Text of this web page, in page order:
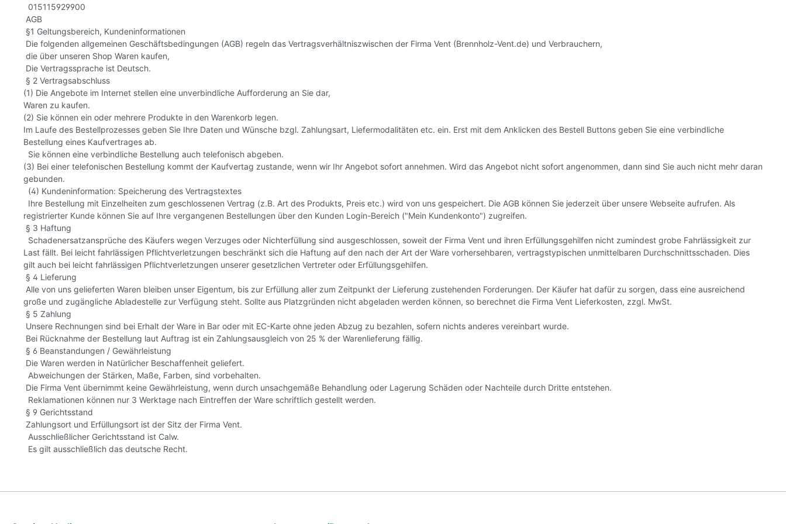
015115929900
AGB
§1 Geltungsbereich, Kundeninformationen
Die folgenden allgemeinen Geschäftsbedingungen (AGB) regeln das Vertragsverhältniszwischen der Firma Vent (Brennholz-Vent.de) und Verbrauchern,
die über unseren Shop Waren kaufen,
Die Vertragssprache ist Deutsch.
§ 2 Vertragsabschluss
(1) Die Angebote im Internet stellen eine unverbindliche Aufforderung an Sie dar,
Waren zu kaufen.
(2) Sie können ein oder mehrere Produkte in den Warenkorb legen.
Im Laufe des Bestellprozesses geben Sie Ihre Daten und Wünsche bzgl. Zahlungsart, Liefermodalitäten etc. ein. Erst mit dem Anklicken des Bestell Buttons geben Sie eine verbindliche
Bestellung eines Kaufvertrages ab.
Sie können eine verbindliche Bestellung auch telefonisch abgeben.
(3) Bei einer telefonischen Bestellung kommt der Kaufvertag zustande, wenn wir Ihr Angebot sofort annehmen. Wird das Angebot nicht sofort angenommen, dann sind Sie auch nicht mehr daran
gebunden.
(4) Kundeninformation: Speicherung des Vertragstextes
Ihre Bestellung mit Einzelheiten zum geschlossenen Vertrag (z.B. Art des Produkts, Preis etc.) wird von uns gespeichert. Die AGB können Sie jederzeit über unsere Webseite aufrufen. Als
registrierter Kunde können Sie auf Ihre vergangenen Bestellungen über den Kunden Login-Bereich ("Mein Kundenkonto") zugreifen.
§ 3 Haftung
Schadenersatzansprüche des Käufers wegen Verzuges oder Nichterfüllung sind ausgeschlossen, soweit der Firma Vent und ihren Erfüllungsgehilfen nicht zumindest grobe Fahrlässigkeit zur
Last fällt. Bei leicht fahrlässigen Pflichtverletzungen beschränkt sich die Haftung auf den nach der Art der Ware vorhersehbaren, vertragstypischen unmittelbaren Durchschnittsschaden. Dies
gilt auch bei leicht fahrlässigen Pflichtverletzungen unserer gesetzlichen Vertreter oder Erfüllungsgehilfen.
§ 4 Lieferung
Alle von uns gelieferten Waren bleiben unser Eigentum, bis zur Erfüllung aller zum Zeitpunkt der Lieferung zustehenden Forderungen. Der Käufer hat dafür zu sorgen, dass eine ausreichend
große und zugängliche Abladestelle zur Verfügung steht. Sollte aus Platzgründen nicht abgeladen werden können, so berechnet die Firma Vent Lieferkosten, zzgl. MwSt.
§ 5 Zahlung
Unsere Rechnungen sind bei Erhalt der Ware in Bar oder mit EC-Karte ohne jeden Abzug zu bezahlen, sofern nichts anderes vereinbart wurde.
Bei Rücknahme der Bestellung laut Auftrag ist ein Zahlungsausgleich von 25 % der Warenlieferung fällig.
§ 6 Beanstandungen / Gewährleistung
Die Waren werden in Natürlicher Beschaffenheit geliefert.
Abweichungen der Stärken, Maße, Farben, sind vorbehalten.
Die Firma Vent übernimmt keine Gewährleistung, wenn durch unsachgemäße Behandlung oder Lagerung Schäden oder Nachteile durch Dritte entstehen.
Reklamationen können nur 3 Werktage nach Eintreffen der Ware schriftlich gestellt werden.
§ 9 Gerichtsstand
Zahlungsort und Erfüllungsort ist der Sitz der Firma Vent.
Ausschließlicher Gerichtsstand ist Calw.
Es gilt ausschließlich das deutsche Recht.